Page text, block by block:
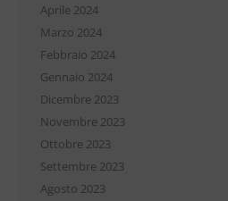
Aprile 2024
Marzo 2024
Febbraio 2024
Gennaio 2024
Dicembre 2023
Novembre 2023
Ottobre 2023
Settembre 2023
Agosto 2023